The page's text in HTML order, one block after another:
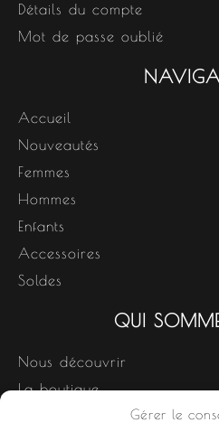
Gérer le
Détails du compte
Mot de passe oublié
Accueil
Nouveautés
Femmes
Hommes
Enfants
Accessoires
Soldes
QUI
Nous découvrir
La boutique